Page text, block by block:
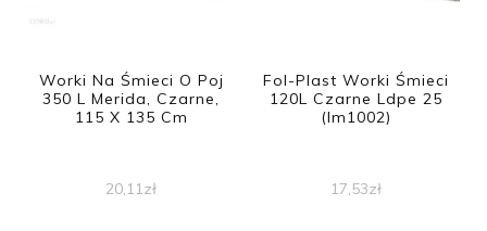
Worki Na Śmieci O Poj
350 L Merida, Czarne,
115 X 135 Cm
20,11zł
Fol-Plast Worki Śmieci
120L Czarne Ldpe 25
(Im1002)
17,53zł